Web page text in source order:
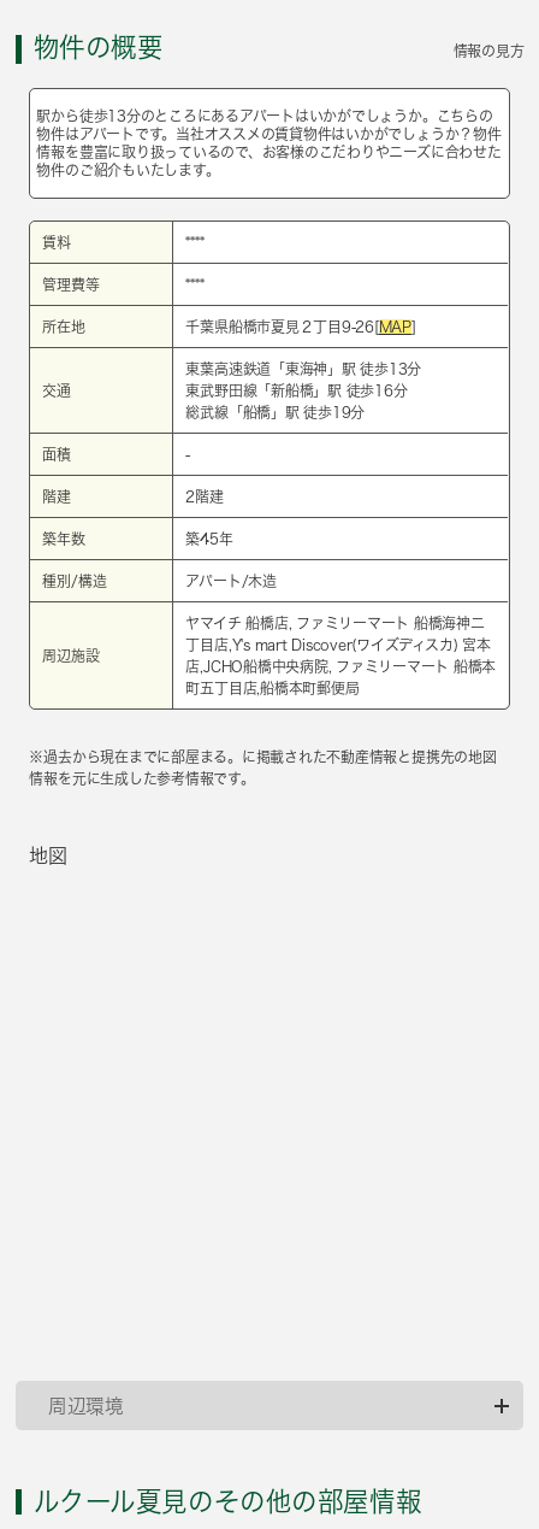
物件の概要 情報の見方
駅から徒歩13分のところにあるアパートはいかがでしょうか。こちらの
物件はアパートです。当社オススメの賃貸物件はいかがでしょうか？物件
情報を豊富に取り扱っているので、お客様のこだわりやニーズに合わせた
物件のご紹介もいたします。
賃料 ****
管理費等 ****
所在地 千葉県船橋市夏見２丁目9-26[MAP]
交通
東葉高速鉄道 「 東海神 」駅 徒歩13分
東武野田線 「新船橋」駅 徒歩16分
総武線 「 船橋 」駅 徒歩19分
面積 -
階建 2階建
築年数 築45年
種別/構造 アパート/木造
周辺施設
ヤマイチ 船橋店, ファミリーマート 船橋海神二
丁目店,Y's mart Discover(ワイズディスカ) 宮本
店,JCHO船橋中央病院, ファミリーマート 船橋本
町五丁目店,船橋本町郵便局
※過去から現在までに部屋まる。に掲載された不動産情報と提携先の地図
情報を元に生成した参考情報です。
地図
周辺環境
ルクール夏見のその他の部屋情報